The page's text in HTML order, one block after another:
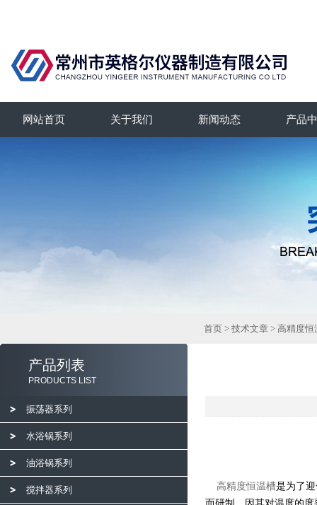
网站首页 关于我们 新闻动态 产品
产品列表
PRODUCTS LIST
振荡器系列
水浴锅系列
油浴锅系列
搅拌器系列
首页 > 技术文章 > 高精度
高精度恒温槽是为了